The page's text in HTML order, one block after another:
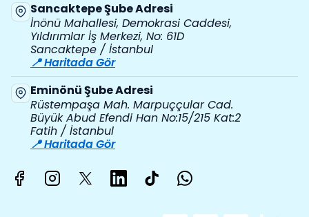
Sancaktepe Şube Adresi
İnönü Mahallesi, Demokrasi Caddesi,
Yıldırımlar İş Merkezi, No: 61D
Sancaktepe / İstanbul
📍 Haritada Gör
Eminönü Şube Adresi
Rüstempaşa Mah. Marpuççular Cad.
Büyük Abud Efendi Han No:15/215 Kat:2
Fatih / İstanbul
📍 Haritada Gör